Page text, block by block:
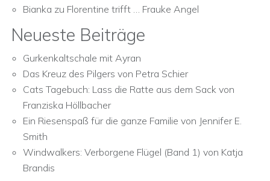
Bianka zu Florentine trifft … Frauke Angel
Neueste Beiträge
Gurkenkaltschale mit Ayran
Das Kreuz des Pilgers von Petra Schier
Cats Tagebuch: Lass die Ratte aus dem Sack von
Franziska Höllbacher
Ein Riesenspaß für die ganze Familie von Jennifer E.
Smith
Windwalkers: Verborgene Flügel (Band 1) von Katja
Brandis